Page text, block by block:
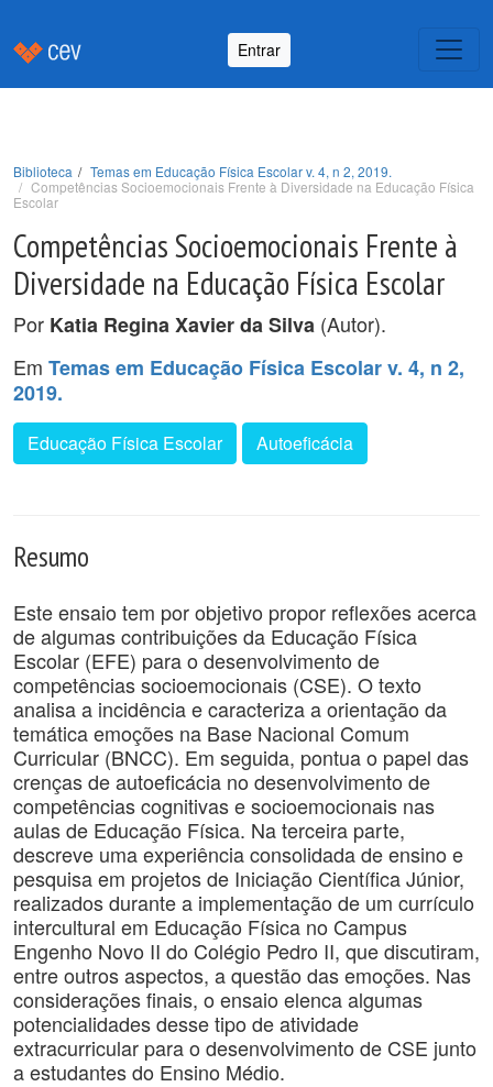
Entrar
Biblioteca
Temas em Educação Física Escolar v. 4, n 2, 2019.
Competências Socioemocionais Frente à Diversidade na Educação Física
Escolar
Competências Socioemocionais Frente à
Diversidade na Educação Física Escolar
Por Katia Regina Xavier da Silva (Autor).
Em Temas em Educação Física Escolar v. 4, n 2,
2019.
Educação Física Escolar Autoeficácia
Resumo
Este ensaio tem por objetivo propor reflexões acerca
de algumas contribuições da Educação Física
Escolar (EFE) para o desenvolvimento de
competências socioemocionais (CSE). O texto
analisa a incidência e caracteriza a orientação da
temática emoções na Base Nacional Comum
Curricular (BNCC). Em seguida, pontua o papel das
crenças de autoeficácia no desenvolvimento de
competências cognitivas e socioemocionais nas
aulas de Educação Física. Na terceira parte,
descreve uma experiência consolidada de ensino e
pesquisa em projetos de Iniciação Científica Júnior,
realizados durante a implementação de um currículo
intercultural em Educação Física no Campus
Engenho Novo II do Colégio Pedro II, que discutiram,
entre outros aspectos, a questão das emoções. Nas
considerações finais, o ensaio elenca algumas
potencialidades desse tipo de atividade
extracurricular para o desenvolvimento de CSE junto
a estudantes do Ensino Médio.